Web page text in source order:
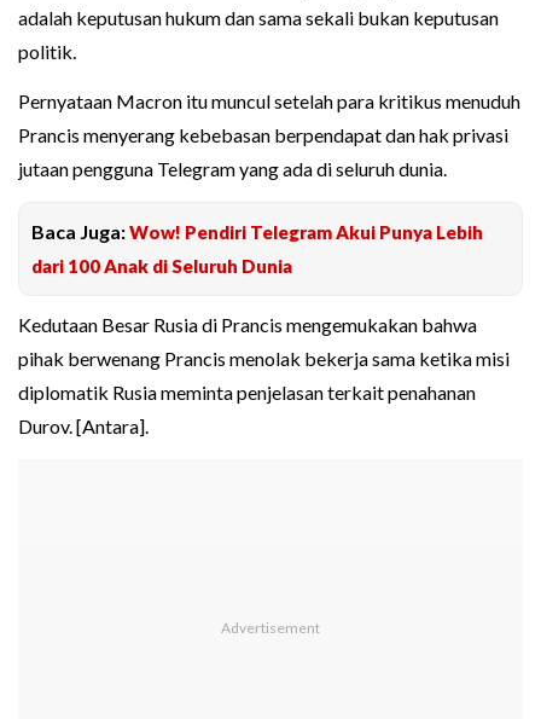
adalah keputusan hukum dan sama sekali bukan keputusan
politik.
Pernyataan Macron itu muncul setelah para kritikus menuduh
Prancis menyerang kebebasan berpendapat dan hak privasi
jutaan pengguna Telegram yang ada di seluruh dunia.
Baca Juga:Wow! Pendiri Telegram Akui Punya Lebih
dari 100 Anak di Seluruh Dunia
Kedutaan Besar Rusia di Prancis mengemukakan bahwa
pihak berwenang Prancis menolak bekerja sama ketika misi
diplomatik Rusia meminta penjelasan terkait penahanan
Durov. [Antara].